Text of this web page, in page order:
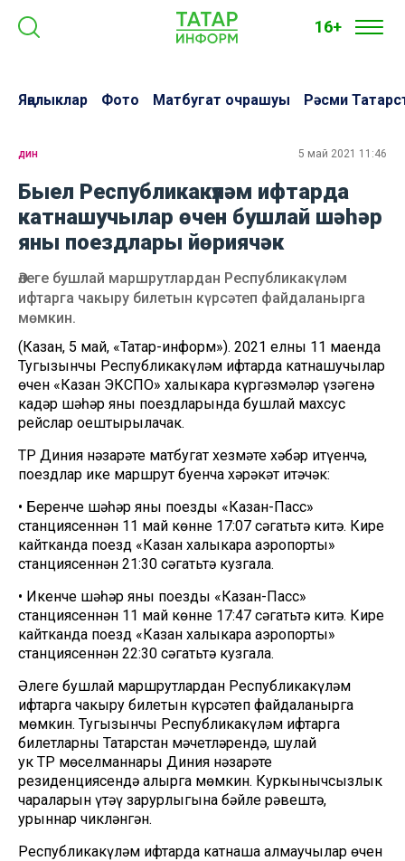
16+
Яңалыклар Фото Матбугат очрашуы Рәсми
дин 5 май 2021 11:46
Быел Республикакүләм ифтарда
катнашучылар өчен бушлай шәһәр
яны поездлары йөриячәк
Әлеге бушлай маршрутлардан Республикакүләм
ифтарга чакыру билетын күрсәтеп файдаланырга
мөмкин.
(Казан, 5 май, «Татар-информ»). 2021 елның 11 маенда
Тугызынчы Республикакүләм ифтарда катнашучылар
өчен «Казан ЭКСПО» халыкара күргәзмәләр үзәгенә
кадәр шәһәр яны поездларында бушлай махсус
рейслар оештырылачак.
ТР Диния нәзарәте матбугат хезмәте хәбәр итүенчә,
поездлар ике маршрут буенча хәрәкәт итәчәк:
• Беренче шәһәр яны поезды «Казан-Пасс»
станциясеннән 11 май көнне 17:07 сәгатьтә китә. Кире
кайтканда поезд «Казан халыкара аэропорты»
станциясеннән 21:30 сәгатьтә кузгала.
• Икенче шәһәр яны поезды «Казан-Пасс»
станциясеннән 11 май көнне 17:47 сәгатьтә китә. Кире
кайтканда поезд «Казан халыкара аэропорты»
станциясеннән 22:30 сәгатьтә кузгала.
Әлеге бушлай маршрутлардан Республикакүләм
ифтарга чакыру билетын күрсәтеп файдаланырга
мөмкин. Тугызынчы Республикакүләм ифтарга
билетларны Татарстан мәчетләрендә, шулай
ук ТР мөселманнары Диния нәзарәте
резиденциясендә алырга мөмкин. Куркынычсызлык
чараларын үтәү зарурлыгына бәйле рәвештә,
урыннар чикләнгән.
Республикакүләм ифтарда катнаша алмаучылар өчен